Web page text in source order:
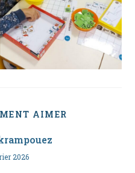
AIMER
2026